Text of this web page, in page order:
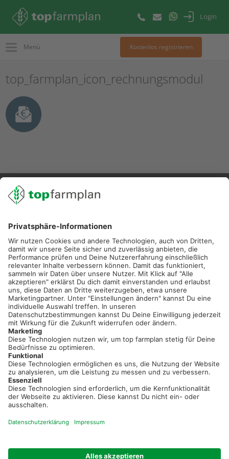
Login
Menü Kostenlos registrieren
top_farmplan_icon_rechnungsmodul
02501 801 44 84
service@topfarmplan.de
Sei immer auf dem Laufenden!
Neue Features, spannende Tipps und hilfreiche Anleitungen!
Registriere dich kostenlos!
einfach und bequem!
Kostenlos registrieren & sofort starten